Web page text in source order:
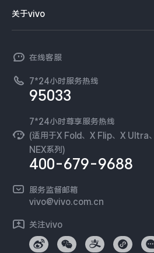
T系列
NEX系列
订单查询
查找手机
环保回收
安全公告
服务隐私政策
Log还原LUTs下载
vivo 办公套件
开放平台
vivo 企业业务
廉正合规
国补营业执照
无线电发射设备销售备案
关于vivo
工作机会
新闻资讯
可持续发展
vivo 蔡司影像
开发者社区
在线客服
7*24小时服务热线
95033
7*24小时尊享服务热线
(适用于X Fold、X Flip、X Ultra
NEX系列)
400-679-9688
服务监督邮箱
vivo@vivo.com.cn
关注vivo